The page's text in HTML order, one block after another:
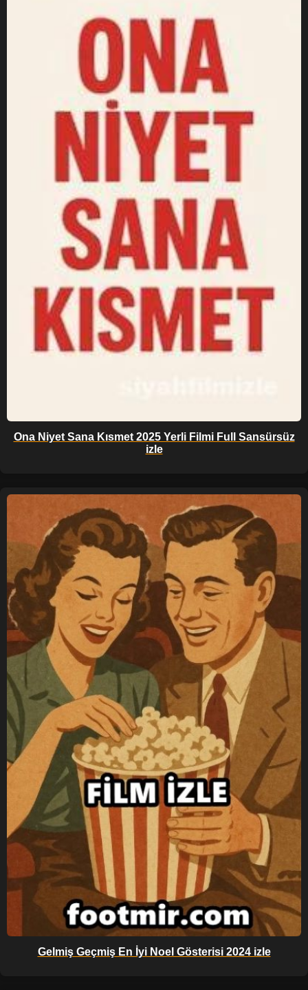
Ona Niyet Sana Kısmet 2025 Yerli Filmi Full Sansürsüz
izle
Gelmiş Geçmiş En İyi Noel Gösterisi 2024 izle